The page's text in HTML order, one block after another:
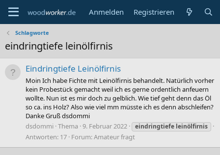
Anmelden Registrieren
Schlagworte
eindringtiefe leinölfirnis
Eindringtiefe Leinölfirnis
Moin Ich habe Fichte mit Leinölfirnis behandelt. Natürlich vorher
kein Probestück gemacht weil ich es gerne ordentlich anfeuern
wollte. Nun ist es mir doch zu gelblich. Wie tief geht denn das Öl
so ca. ins Holz? Also wie viel mm müsste ich es denn abschleifen?
Danke Gruß dsdommi
dsdommi Thema 9. Februar 2022 eindringtiefe leinölfirnis
Antworten: 17 Forum:Amateur fragt